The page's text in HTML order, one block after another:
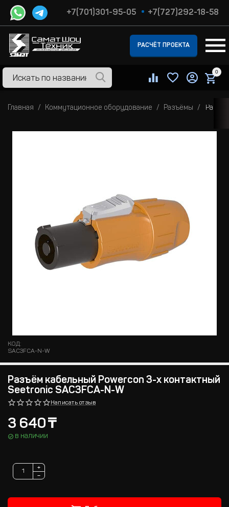
+7(701)301-95-05 +7(727)292-18-58
РАСЧЁТ ПРОЕКТА
0
Главная Коммутационное оборудование Разъёмы
КОД:
SAC3FCA-N-W
Разъём кабельный Powercon 3-х контактный
Seetronic SAC3FCA-N-W
Написать отзыв
3 640₸
в наличии
+
−